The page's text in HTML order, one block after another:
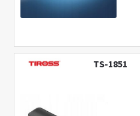
TS-1851